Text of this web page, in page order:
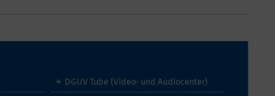
DGUV Tube (Video- und Audiocenter)